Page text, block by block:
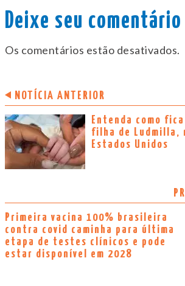
Deixe seu comentário
Os comentários estão desativados.
NOTÍCIA ANTERIOR
Entenda como
filha de Ludmilla,
Estados Unidos
Primeira vacina 100% brasileira
contra covid caminha para última
etapa de testes clínicos e pode
estar disponível em 2028